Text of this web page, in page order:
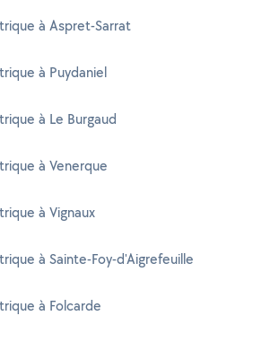
à Aspret-Sarrat
à Puydaniel
à Le Burgaud
à Venerque
à Vignaux
à Sainte-Foy-d'Aigrefeuille
à Folcarde